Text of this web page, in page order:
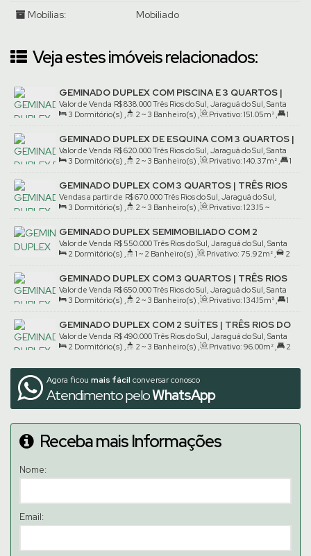
Mobílias: Mobiliado
Veja estes imóveis relacionados:
GEMINADO DUPLEX COM PISCINA E 3 QUARTOS |
TRÊS RIOS DO SUL
R$838.000
Valor de Venda
Três Rios do Sul, Jaraguá do Sul, Santa
Catarina, Brasil
3 Dormitório(s) , 2 ~ 3 Banheiro(s) , Privativo: 151.05m² ,
1
GEMINADO DUPLEX DE ESQUINA COM 3 QUARTOS |
TRÊS RIOS DO SUL
R$620.000
Valor de Venda
Três Rios do Sul, Jaraguá do Sul, Santa
Catarina, Brasil
3 Dormitório(s) , 2 ~ 3 Banheiro(s) , Privativo: 140.37m² ,
1
GEMINADO DUPLEX COM 3 QUARTOS | TRÊS RIOS
DO SUL
R$670.000
Vendas a partir de
Três Rios do Sul, Jaraguá do Sul,
Santa Catarina, Brasil
3 Dormitório(s) , 2 ~ 3 Banheiro(s) , Privativo: 123.15 ~
GEMINADO DUPLEX SEMIMOBILIADO COM 2
QUARTOS | TRÊS RIOS DO SUL
R$ 550.000
Valor de Venda
Três Rios do Sul, Jaraguá do Sul, Santa
Catarina, Brasil
2 Dormitório(s) , 1 ~ 2 Banheiro(s) , Privativo: 75.92m² ,
2
GEMINADO DUPLEX COM 3 QUARTOS | TRÊS RIOS
DO SUL
R$650.000
Valor de Venda
Três Rios do Sul, Jaraguá do Sul, Santa
Catarina, Brasil
3 Dormitório(s) , 2 ~ 3 Banheiro(s) , Privativo: 134.15m² ,
1
GEMINADO DUPLEX COM 2 SUÍTES | TRÊS RIOS DO
SUL
R$490.000
Valor de Venda
Três Rios do Sul, Jaraguá do Sul, Santa
Catarina, Brasil
2 Dormitório(s) , 2 ~ 3 Banheiro(s) , Privativo: 96.00m² ,
2
Agora ficou mais fácil conversar conosco
Atendimento peloWhatsApp
Receba mais Informações
Nome:
Email: